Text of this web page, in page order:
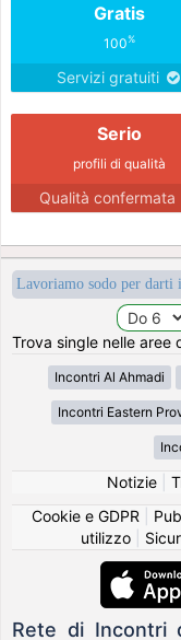
Gratis
100%
Servizi gratuiti
Serio
profili di qualità
Qualità confermata
Lavoriamo sodo per
Trova single nelle aree
Incontri Al Ahmadi
Incontri Eastern
Notizie|
Cookie e GDPR
utilizzo|
Rete di Incontri